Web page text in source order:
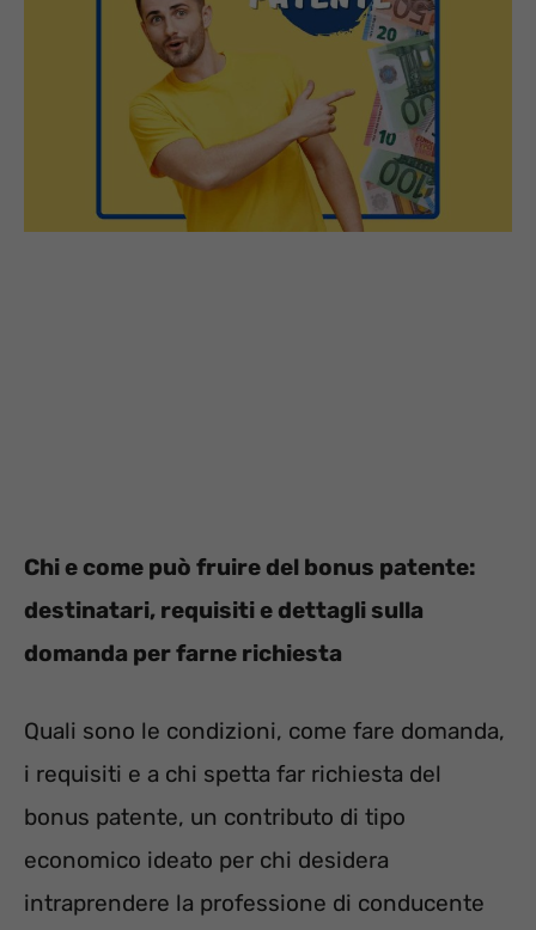
Chi e come può fruire del bonus patente:
destinatari, requisiti e dettagli sulla
domanda per farne richiesta
Quali sono le condizioni, come fare domanda,
i requisiti e a chi spetta far richiesta del
bonus patente, un contributo di tipo
economico ideato per chi desidera
intraprendere la professione di conducente